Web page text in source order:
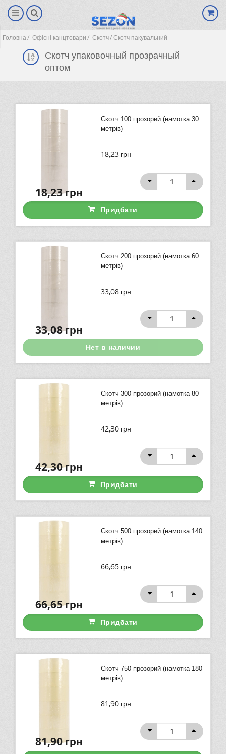
Головна Офісні канцтовари Скотч Скотч пакувальний
Скотч упаковочный прозрачный
оптом
Скотч 100 прозорий (намотка 30
метрів)
18,23 грн
18,23грн
Придбати
Скотч 200 прозорий (намотка 60
метрів)
33,08 грн
33,08грн
Нет в наличии
Скотч 300 прозорий (намотка 80
метрів)
42,30 грн
42,30грн
Придбати
Скотч 500 прозорий (намотка 140
метрів)
66,65 грн
66,65грн
Придбати
Скотч 750 прозорий (намотка 180
метрів)
81,90 грн
81,90грн